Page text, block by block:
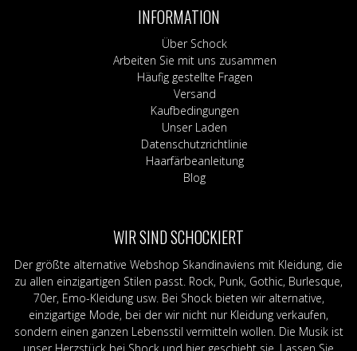
INFORMATION
Über Schock
Arbeiten Sie mit uns zusammen
Häufig gestellte Fragen
Versand
Kaufbedingungen
Unser Laden
Datenschutzrichtlinie
Haarfärbeanleitung
Blog
WIR SIND SCHOCKIERT
Der größte alternative Webshop Skandinaviens mit Kleidung, die
zu allen einzigartigen Stilen passt. Rock, Punk, Gothic, Burlesque,
70er, Emo-Kleidung usw. Bei Shock bieten wir alternative,
einzigartige Mode, bei der wir nicht nur Kleidung verkaufen,
sondern einen ganzen Lebensstil vermitteln wollen. Die Musik ist
unser Herzstück bei Shock und hier geschieht sie. Lassen Sie